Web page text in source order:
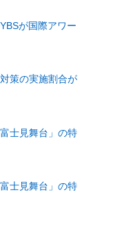
が国際アワー
策の実施割合が
士見舞台」の特
士見舞台」の特